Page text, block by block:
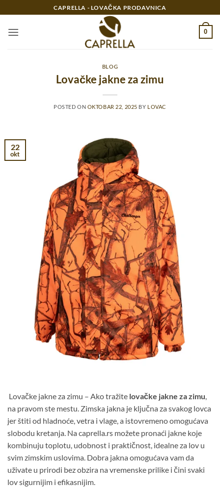
na
sadržaj
CAPRELLA - LOVAČKA PRODAVNICA
0
BLOG
Lovačke jakne za zimu
POSTED ON OKTOBAR 22, 2025 BY LOVAC
22
okt
Lovačke jakne za zimu – Ako tražite lovačke jakne za zimu
na pravom ste mestu. Zimska jakna je ključna za svakog lovca
jer štiti od hladnoće, vetra i vlage, a istovremeno omogućava
slobodu kretanja. Na caprella.rs možete pronaći jakne koje
kombinuju toplotu, udobnost i praktičnost, idealne za lov u
svim zimskim uslovima. Dobra jakna omogućava vam da
uživate u prirodi bez obzira na vremenske prilike i čini svaki
lov sigurnijim i efikasnijim.